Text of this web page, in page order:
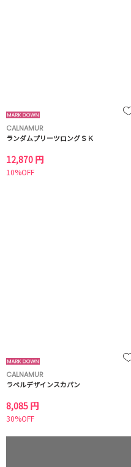
CALNAMUR
ランダムプリーツロングＳＫ
12,870 円
10%OFF
CALNAMUR
ラベルデザインスカパン
8,085 円
30%OFF